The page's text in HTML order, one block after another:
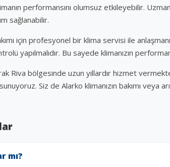
performansını olumsuz etkileyebilir.
sağlanabilir.
için profesyonel bir klima servisi ile
yapılmalıdır. Bu sayede klimanızın
Riva bölgesinde uzun yıllardır hizmet
sunuyoruz. Siz de Alarko klimanızın bakımı
mı?